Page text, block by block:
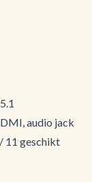
audio jack
11 geschikt